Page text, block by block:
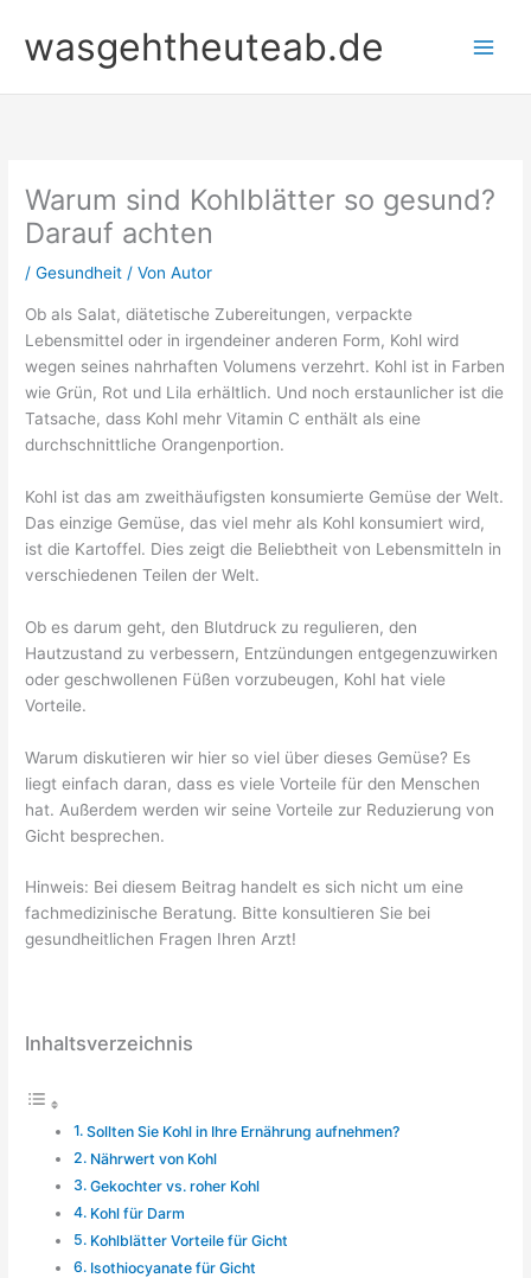
Inhalt
springen
wasgehtheuteab.de
Warum sind Kohlblätter so gesund?
Darauf achten
/Gesundheit / VonAutor
Ob als Salat, diätetische Zubereitungen, verpackte
Lebensmittel oder in irgendeiner anderen Form, Kohl wird
wegen seines nahrhaften Volumens verzehrt. Kohl ist in Farben
wie Grün, Rot und Lila erhältlich. Und noch erstaunlicher ist die
Tatsache, dass Kohl mehr Vitamin C enthält als eine
durchschnittliche Orangenportion.
Kohl ist das am zweithäufigsten konsumierte Gemüse der Welt.
Das einzige Gemüse, das viel mehr als Kohl konsumiert wird,
ist die Kartoffel. Dies zeigt die Beliebtheit von Lebensmitteln in
verschiedenen Teilen der Welt.
Ob es darum geht, den Blutdruck zu regulieren, den
Hautzustand zu verbessern, Entzündungen entgegenzuwirken
oder geschwollenen Füßen vorzubeugen, Kohl hat viele
Vorteile.
Warum diskutieren wir hier so viel über dieses Gemüse? Es
liegt einfach daran, dass es viele Vorteile für den Menschen
hat. Außerdem werden wir seine Vorteile zur Reduzierung von
Gicht besprechen.
Hinweis: Bei diesem Beitrag handelt es sich nicht um eine
fachmedizinische Beratung. Bitte konsultieren Sie bei
gesundheitlichen Fragen Ihren Arzt!
Inhaltsverzeichnis
Sollten Sie Kohl in Ihre Ernährung aufnehmen?
Nährwert von Kohl
Gekochter vs. roher Kohl
Kohl für Darm
Kohlblätter Vorteile für Gicht
Isothiocyanate für Gicht